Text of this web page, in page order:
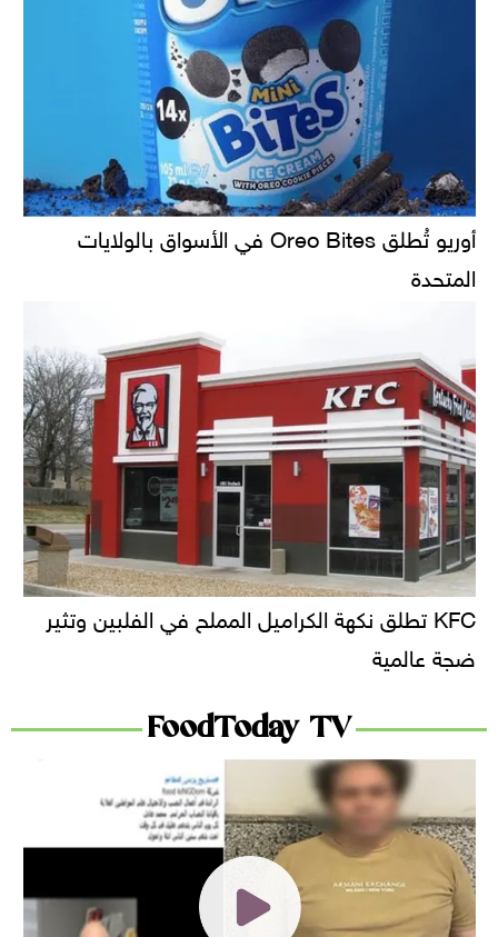
أوريو تُطلق Oreo Bites في الأسواق بالولايات
المتحدة
KFC تطلق نكهة الكراميل المملح في الفلبين وتثير
ضجة عالمية
FoodToday TV